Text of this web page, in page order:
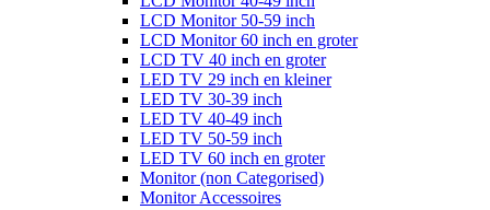
LCD Monitor 50-59 inch
LCD Monitor 60 inch en groter
LCD TV 40 inch en groter
LED TV 29 inch en kleiner
LED TV 30-39 inch
LED TV 40-49 inch
LED TV 50-59 inch
LED TV 60 inch en groter
Monitor (non Categorised)
Monitor Accessoires